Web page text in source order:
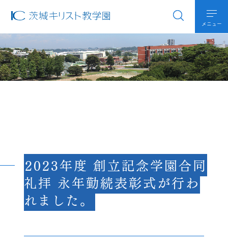
メニュー
2023年度 創立記念学園合同
礼拝 永年勤続表彰式が行わ
れました。